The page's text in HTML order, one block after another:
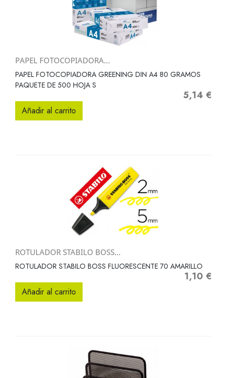
PAPEL FOTOCOPIADORA...
PAPEL FOTOCOPIADORA GREENING DIN A4 80 GRAMOS
PAQUETE DE 500 HOJA S
Precio
5,14 €
Añadir al carrito
ROTULADOR STABILO BOSS...
ROTULADOR STABILO BOSS FLUORESCENTE 70 AMARILLO
Precio
1,10 €
Añadir al carrito